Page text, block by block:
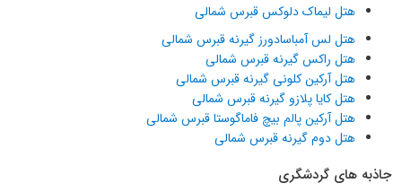
هتل لیماک دلوکس قبرس شمالی
هتل لس آمباسادورز گیرنه قبرس شمالی
هتل راکس گیرنه قبرس شمالی
هتل آرکین کلونی گیرنه قبرس شمالی
هتل کایا پلازو گیرنه قبرس شمالی
هتل آرکین پالم بیچ فاماگوستا قبرس شمالی
هتل دوم گیرنه قبرس شمالی
جاذبه های گردشگری